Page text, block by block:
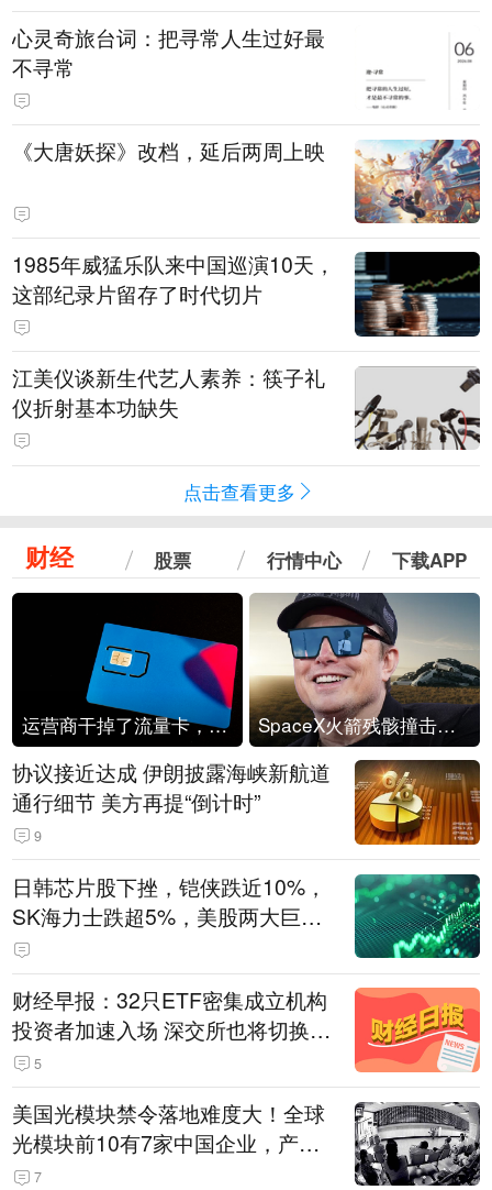
向其病友之家捐赠99999元
心灵奇旅台词：把寻常人生过好最
不寻常
《大唐妖探》改档，延后两周上映
1985年威猛乐队来中国巡演10天，
这部纪录片留存了时代切片
江美仪谈新生代艺人素养：筷子礼
仪折射基本功缺失
点击查看更多
财经 股票 行情中心 下载APP
运营商干掉了流量卡，他们真的玩不起了 SpaceX火箭残骸撞击月球
协议接近达成 伊朗披露海峡新航道
通行细节 美方再提“倒计时”
9
日韩芯片股下挫，铠侠跌近10%，
SK海力士跌超5%，美股两大巨头
遭遇业绩杀
财经早报：32只ETF密集成立机构
投资者加速入场 深交所也将切换交
易线路
5
美国光模块禁令落地难度大！全球
光模块前10有7家中国企业，产业
界人士：想“脱钩”并不容易
7